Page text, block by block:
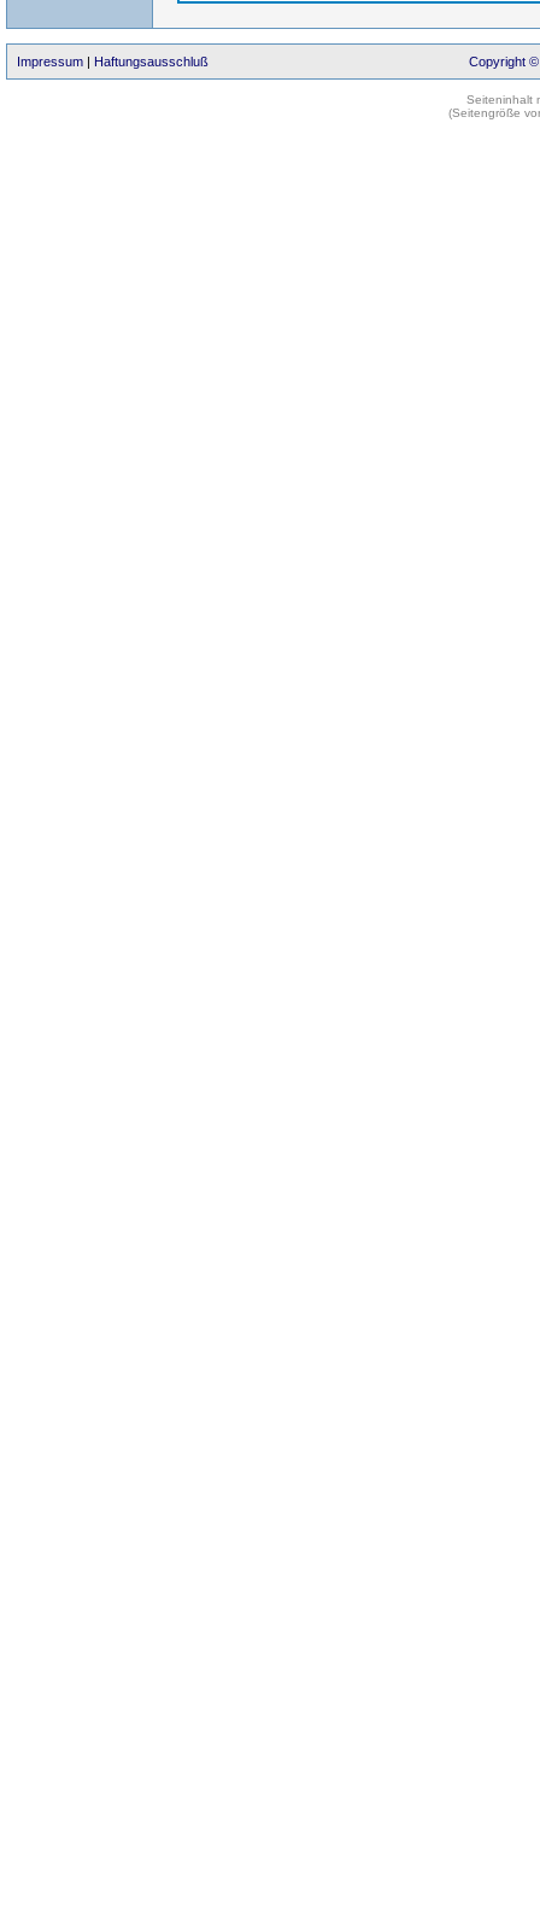
Impressum | Haftungsausschluß Copyright ©
Seiteninhalt
(Seitengröße